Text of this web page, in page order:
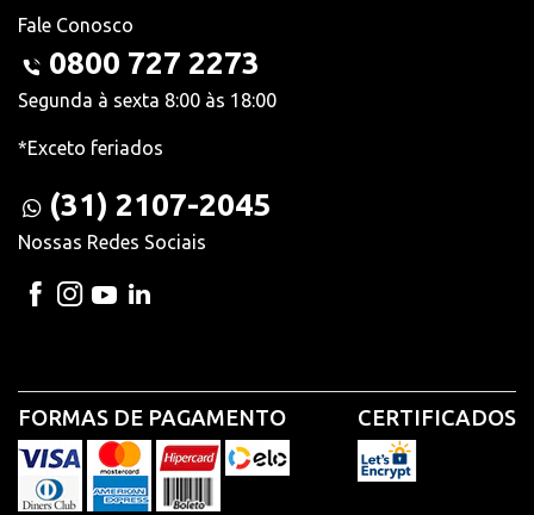
Fale Conosco
0800 727 2273
Segunda à sexta 8:00 às 18:00
*Exceto feriados
(31) 2107-2045
Nossas Redes Sociais
FORMAS DE PAGAMENTO CERTIFICADOS